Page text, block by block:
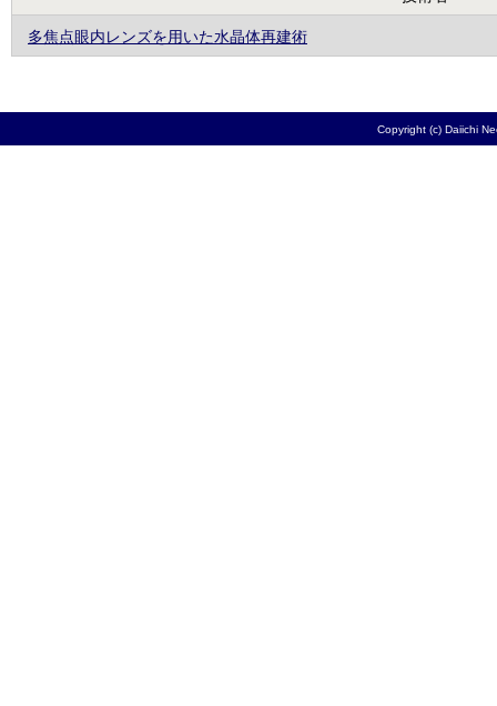
多焦点眼内レンズを用いた水晶体再建術
Copyright (c) Daiichi